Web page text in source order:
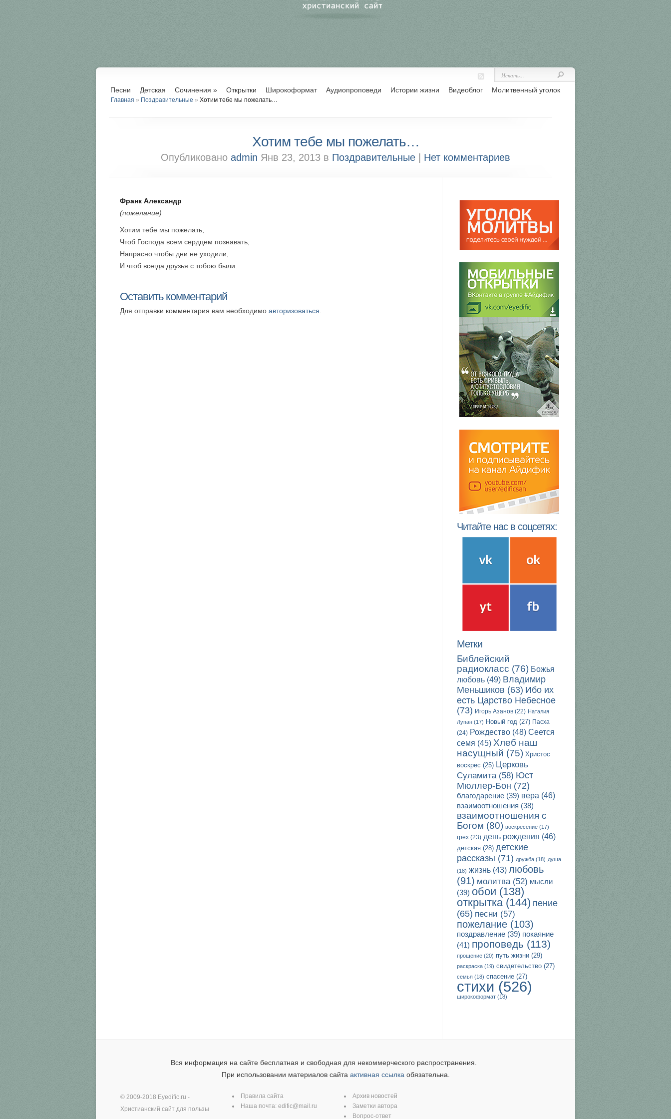
Песни Детская Сочинения » Открытки Широкоформат Аудиопроповеди Истории жизни Видеоблог Молитвенный уголок
Главная » Поздравительные » Хотим тебе мы пожелать…
Хотим тебе мы пожелать…
Опубликовано admin Янв 23, 2013 в Поздравительные Нет комментариев
Франк Александр
(пожелание)
Хотим тебе мы пожелать,
Чтоб Господа всем сердцем познавать,
Напрасно чтобы дни не уходили,
И чтоб всегда друзья с тобою были.
Оставить комментарий
Для отправки комментария вам необходимо авторизоваться
Читайте нас в соцсетях:
Метки
Библейский
радиокласс (76) Божья
любовь (49) Владимир
Меньшиков (63) Ибо их
есть Царство Небесное
(73) Игорь Азанов (22) Наталия
Лупан (17) Новый год (27) Пасха
(24) Рождество (48) Сеется
семя (45) Хлеб наш
насущный (75) Христос
воскрес (25) Церковь
Суламита(58) Юст
Мюллер-Бон (72)
благодарение (39) вера (46)
взаимоотношения (38)
взаимоотношения с
Богом (80) воскресение (17)
грех (23) день рождения (46)
детская (28) детские
рассказы (71) дружба (18) душа
(18) жизнь (43) любовь
(91) молитва(52) мысли
(39) обои (138)
открытка(144) пение
(65) песни (57)
пожелание (103)
поздравление (39) покаяние
(41) проповедь (113)
прощение (20) путь жизни (29)
раскраска (19) свидетельство (27)
семья (18) спасение (27)
стихи (526)
широкоформат (18)
Вся информация на сайте бесплатная и свободная для некоммерческого распространения.
При использовании материалов сайта активная ссылка обязательна.
© 2009-2018 Eyedific.ru -
Христианский сайт для пользы
Правила сайта
Наша почта: edific@mail.ru
Архив новостей
Заметки автора
Вопрос-ответ